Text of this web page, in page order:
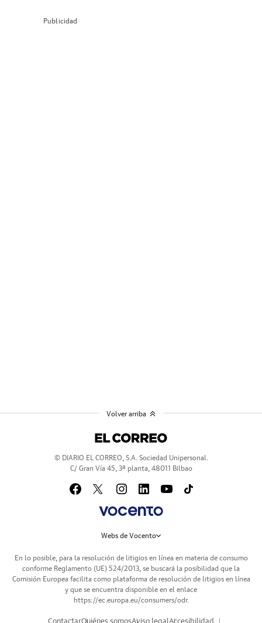
Publicidad
© DIARIO EL CORREO, S.A. Sociedad Unipersonal.
C/ Gran Vía 45, 3ª planta, 48011 Bilbao
Webs de Vocento
En lo posible, para la resolución de litigios en línea en materia de consumo
conforme Reglamento (UE) 524/2013, se buscará la posibilidad que la
Comisión Europea facilita como plataforma de resolución de litigios en línea
y que se encuentra disponible en el enlace
https://ec.europa.eu/consumers/odr.
ContactarQuiénes somosAviso legal Accesibilidad
Volver arriba